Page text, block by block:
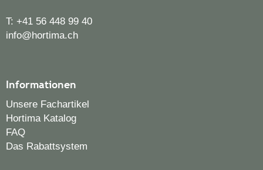
T: +41 56 448 99 40
info@hortima.ch
Informationen
Unsere Fachartikel
Hortima Katalog
FAQ
Das Rabattsystem